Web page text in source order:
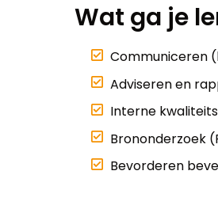
Wat ga je
Communiceren
Adviseren en
Interne
Brononderzoek
Bevorderen